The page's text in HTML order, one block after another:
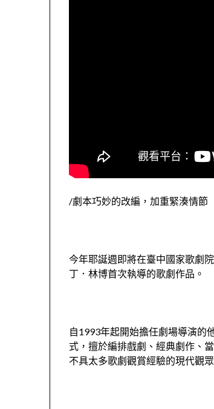
/劇本巧妙的改編，加重緊湊情節
今年耶誕週即將在臺中國家歌劇
丁．林博首次執導的歌劇作品。
自1993年起開始擔任劇場導演的
式，擅於編排戲劇、經典劇作、
不具太多歌劇觀賞經驗的現代觀